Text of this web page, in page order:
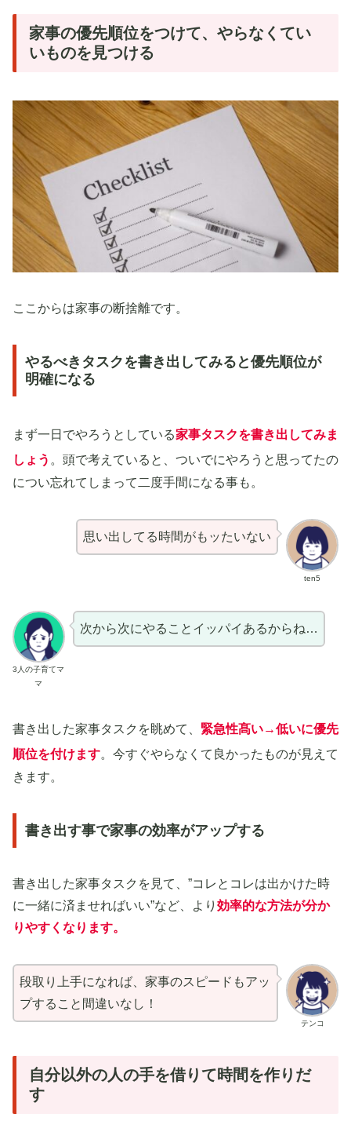
家事の優先順位をつけて、やらなくてい
いものを見つける
ここからは家事の断捨離です。
やるべきタスクを書き出してみると優先順位が
明確になる
まず一日でやろうとしている家事タスクを書き出してみま
しょう 。頭で考えていると、ついでにやろうと思ってたの
につい忘れてしまって二度手間になる事も。
ten5
思い出してる時間がもッたいない
3人の子育てマ
マ
次から次にやることイッパイあるからね…
書き出した家事タスクを眺めて、 緊急性髙い→低いに優先
順位を付けます。今すぐやらなくて良かったものが見えて
きます。
書き出す事で家事の効率がアップする
書き出した家事タスクを見て、”コレとコレは出かけた時
に一緒に済ませればいい”など、より 効率的な方法が分か
りやすくなります。
テンコ
段取り上手になれば、家事のスピードもアッ
プすること間違いなし！
自分以外の人の手を借りて時間を作りだ
す